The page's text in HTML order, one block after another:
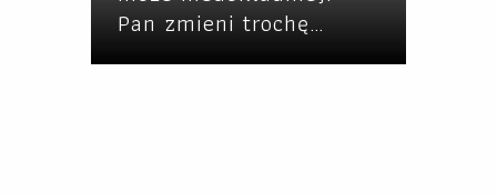
Pan zmieni trochę…